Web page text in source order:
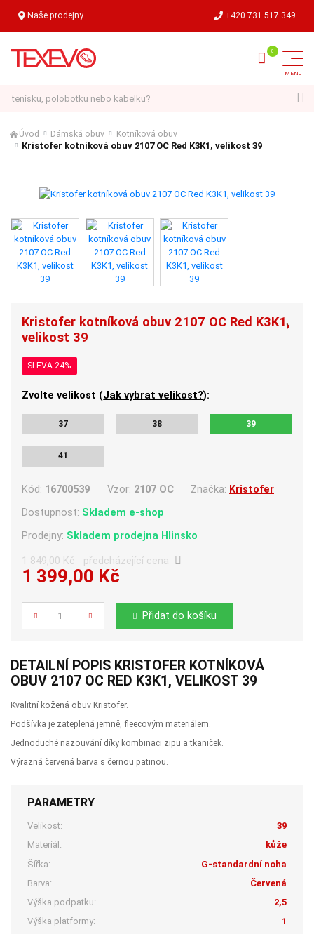
Naše prodejny +420 731 517 349
Úvod Dámská obuv Kotníková obuv
Kristofer kotníková obuv 2107 OC Red K3K1, velikost 39
Kristofer kotníková obuv 2107 OC Red K3K1,
velikost 39
SLEVA 24%
Zvolte velikost (Jak vybrat velikost?):
37 38 39
41
Kód: 16700539 Vzor: 2107 OC Značka: Kristofer
Dostupnost: Skladem e-shop
Prodejny: Skladem prodejna Hlinsko
1 849,00 Kč předcházející cena
1 399,00 Kč
Počet
Přidat do košíku
DETAILNÍ POPIS KRISTOFER KOTNÍKOVÁ
OBUV 2107 OC RED K3K1, VELIKOST 39
Kvalitní kožená obuv Kristofer.
Podšívka je zateplená jemně, fleecovým materiálem.
Jednoduché nazouvání díky kombinaci zipu a tkaniček.
Výrazná červená barva s černou patinou.
PARAMETRY
Velikost:
39
Materiál:
kůže
Šířka:
G-standardní noha
Barva:
Červená
Výška podpatku:
2,5
Výška platformy:
1